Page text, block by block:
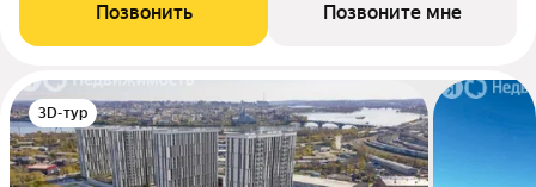
Позвонить Позвоните мне
3D-тур